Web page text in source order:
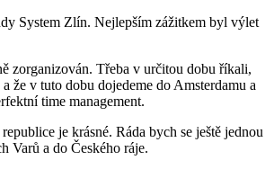
System Zlín. Nejlepším zážitkem byl výlet
zorganizován. Třeba v určitou dobu říkali,
že v tuto dobu dojedeme do Amsterdamu a
time management.
je krásné. Ráda bych se ještě jednou
Varů a do Českého ráje.